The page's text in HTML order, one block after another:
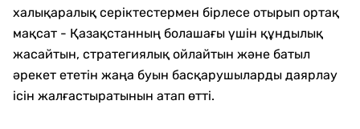
халықаралық серіктестермен бірлесе отырып ортақ
мақсат - Қазақстанның болашағы үшін құндылық
жасайтын, стратегиялық ойлайтын және батыл
әрекет ететін жаңа буын басқарушыларды даярлау
ісін жалғастыратынын атап өтті.